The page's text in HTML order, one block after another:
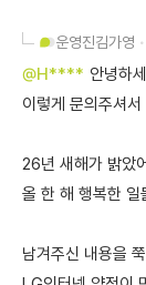
운영진김가영
@H**** 안녕하
이렇게 문의주셔
26년 새해가 밝았
올 한 해 행복한 일
남겨주신 내용을